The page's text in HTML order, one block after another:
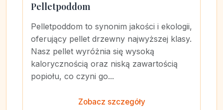
Pelletpoddom
Pelletpoddom to synonim jakości i ekologii,
oferujący pellet drzewny najwyższej klasy.
Nasz pellet wyróżnia się wysoką
kalorycznością oraz niską zawartością
popiołu, co czyni go...
Zobacz szczegóły